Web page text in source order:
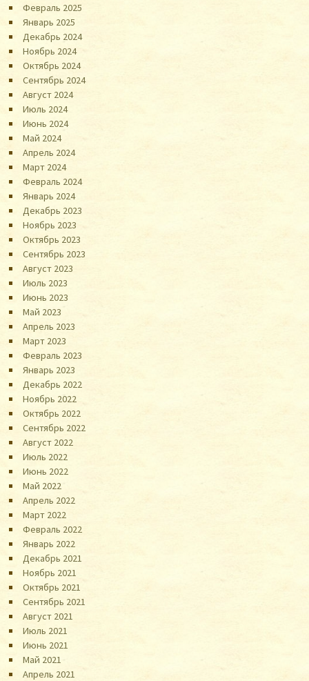
Февраль 2025
Январь 2025
Декабрь 2024
Ноябрь 2024
Октябрь 2024
Сентябрь 2024
Август 2024
Июль 2024
Июнь 2024
Май 2024
Апрель 2024
Март 2024
Февраль 2024
Январь 2024
Декабрь 2023
Ноябрь 2023
Октябрь 2023
Сентябрь 2023
Август 2023
Июль 2023
Июнь 2023
Май 2023
Апрель 2023
Март 2023
Февраль 2023
Январь 2023
Декабрь 2022
Ноябрь 2022
Октябрь 2022
Сентябрь 2022
Август 2022
Июль 2022
Июнь 2022
Май 2022
Апрель 2022
Март 2022
Февраль 2022
Январь 2022
Декабрь 2021
Ноябрь 2021
Октябрь 2021
Сентябрь 2021
Август 2021
Июль 2021
Июнь 2021
Май 2021
Апрель 2021